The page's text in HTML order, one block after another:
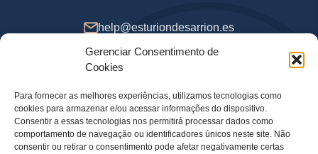
Gerenciar Consentimento de
Cookies
Para fornecer as melhores experiências, utilizamos tecnologias como
cookies para armazenar e/ou acessar informações do dispositivo.
Consentir a essas tecnologias nos permitirá processar dados como
comportamento de navegação ou identificadores únicos neste site. Não
consentir ou retirar o consentimento pode afetar negativamente certas
help@esturiondesarrion.es
Das 9 às 18 (GMT+2) nos dias úteis
Métodos de Pagamento